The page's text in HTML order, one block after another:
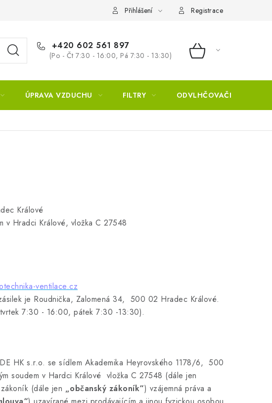
Přihlášení Registrace
+420 602 561 897
(Po - Čt 7:30 - 16:00, Pá 7:30 - 13:30) NÁKUPNÍ
ÚPRAVA VZDUCHU FILTRY ODVLHČOVAČE
Králové
v Hradci Králové, vložka C 27548
ventilace.cz
je Roudnička, Zalomená 34, 500 02 Hradec Králové.
7:30 - 16:00, pátek 7:30 -13:30).
HK s.r.o. se sídlem Akademika Heyrovského 1178/6, 500
soudem v Hardci Králové vložka C 27548 (dále jen
(dále jen „občanský zákoník“) vzájemná práva a